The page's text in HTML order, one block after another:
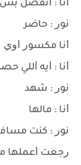
ﺍﻧﺎ : ﺍﺗﻔﻀﻞ
ﻧﻮﺭ : ﺣﺎﺿﺮ
ﺍﻧﺎ ﻣﻜﺴﻮﺭ
ﺍﻧﺎ : ﺍﻳﻪ ﺍﻟﻠﻲ
ﻧﻮﺭ : ﺷﻬﺪ
ﺍﻧﺎ : ﻣﺎﻟﻬﺎ
ﻧﻮﺭ : ﻛﻨﺖ
ﺭﺟﻌﺖ ﺍﻋﻤﻠﻬﺎ